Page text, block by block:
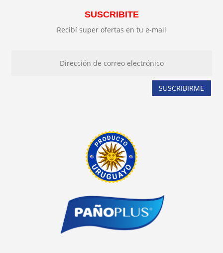
SUSCRIBITE
Recibí super ofertas en tu e-mail
SUSCRIBIRME